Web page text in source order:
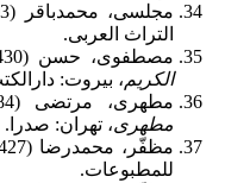
التراث العربی.
مصطفوی، حسن (1430ق)،
الکریم، بیروت:
مطهری، مرتضی (1384)،
مطهری، تهران: صدرا.
مظفّر، محمدرضا (1427ق)،
للمطبوعات.